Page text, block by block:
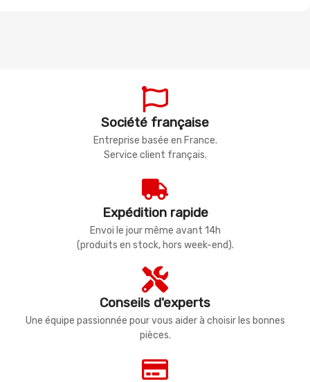
Société française
Entreprise basée en France.
Service client français.
Expédition rapide
Envoi le jour même avant 14h
(produits en stock, hors week-end).
Conseils d'experts
Une équipe passionnée pour vous aider à choisir les bonnes
pièces.